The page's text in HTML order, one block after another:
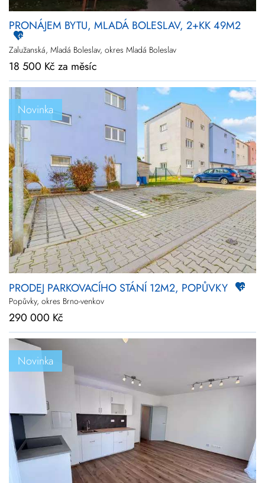
PRONÁJEM BYTU, MLADÁ BOLESLAV, 2+KK 49M2
Zalužanská, Mladá Boleslav, okres Mladá Boleslav
18 500 Kč za měsíc
Novinka
PRODEJ PARKOVACÍHO STÁNÍ 12M2, POPŮVKY
Popůvky, okres Brno-venkov
290 000 Kč
Novinka